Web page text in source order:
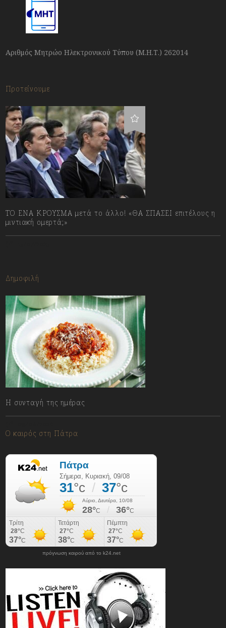
Αριθμός Μητρώο Ηλεκτρονικού Τύπου (Μ.Η.Τ.) 262014
Προτείνουμε
ΤΟ ΕΝΑ ΚΡΟΥΣΜΑ μετά το άλλο! «ΘΑ ΣΠΑΣΕΙ επιτέλους η
μιντιακή ομερτά;»
Δημοφιλή
Η συνταγή της ημέρας
Ο καιρός στη Πάτρα
πρόγνωση καιρού από το k24.net